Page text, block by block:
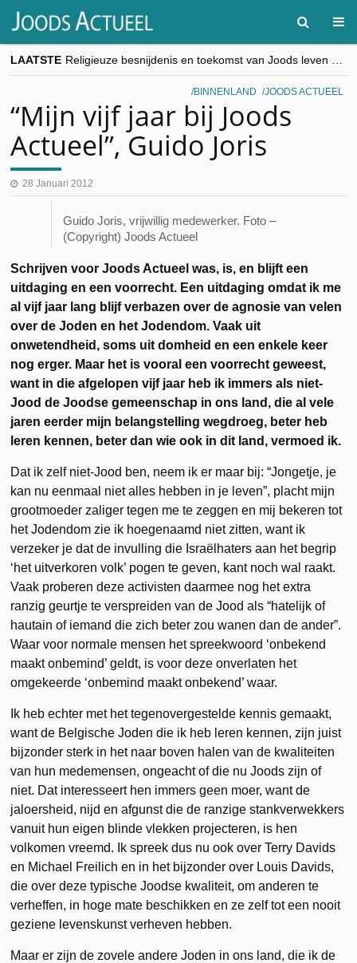
LAATSTE
“Besnijdenisdebat toont hoe moeilijk seculiere Westen minderheden begrijpt”, Jinnih Beels (Vooruit)
CITYTRIP | ROEMENIË – Boekarest: de verrassing van Oost-Europa
BINNENLAND JOODS ACTUEEL
“Mijn vijf jaar bij Joods
Actueel”, Guido Joris
28 Januari 2012
Guido Joris, vrijwillig medewerker. Foto –
(Copyright) Joods Actueel
Schrijven voor Joods Actueel was, is, en blijft een
uitdaging en een voorrecht. Een uitdaging omdat ik me
al vijf jaar lang blijf verbazen over de agnosie van velen
over de Joden en het Jodendom. Vaak uit
onwetendheid, soms uit domheid en een enkele keer
nog erger. Maar het is vooral een voorrecht geweest,
want in die afgelopen vijf jaar heb ik immers als niet-
Jood de Joodse gemeenschap in ons land, die al vele
jaren eerder mijn belangstelling wegdroeg, beter heb
leren kennen, beter dan wie ook in dit land, vermoed ik.
Dat ik zelf niet-Jood ben, neem ik er maar bij: “Jongetje, je
kan nu eenmaal niet alles hebben in je leven”, placht mijn
grootmoeder zaliger tegen me te zeggen en mij bekeren tot
het Jodendom zie ik hoegenaamd niet zitten, want ik
verzeker je dat de invulling die Israëlhaters aan het begrip
‘het uitverkoren volk’ pogen te geven, kant noch wal raakt.
Vaak proberen deze activisten daarmee nog het extra
ranzig geurtje te verspreiden van de Jood als “hatelijk of
hautain of iemand die zich beter zou wanen dan de ander”.
Waar voor normale mensen het spreekwoord ‘onbekend
maakt onbemind’ geldt, is voor deze onverlaten het
omgekeerde ‘onbemind maakt onbekend’ waar.
Ik heb echter met het tegenovergestelde kennis gemaakt,
want de Belgische Joden die ik heb leren kennen, zijn juist
bijzonder sterk in het naar boven halen van de kwaliteiten
van hun medemensen, ongeacht of die nu Joods zijn of
niet. Dat interesseert hen immers geen moer, want de
jaloersheid, nijd en afgunst die de ranzige stankverwekkers
vanuit hun eigen blinde vlekken projecteren, is hen
volkomen vreemd. Ik spreek dus nu ook over Terry Davids
en Michael Freilich en in het bijzonder over Louis Davids,
die over deze typische Joodse kwaliteit, om anderen te
verheffen, in hoge mate beschikken en ze zelf tot een nooit
geziene levenskunst verheven hebben.
Maar er zijn de zovele andere Joden in ons land, die ik de